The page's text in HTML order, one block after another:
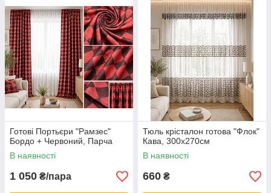
Готові Портьєри "Рамзес"
Бордо + Червоний, Парча
В наявності
1 050 ₴/пара
Тюль крісталон готова "Флок"
Кава, 300х270см
В наявності
660 ₴